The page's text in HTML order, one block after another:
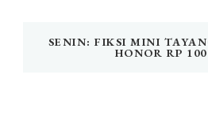
SENIN: FIKSI MINI
HONOR RP